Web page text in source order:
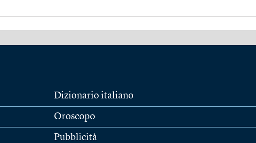
Dizionario italiano
Oroscopo
Pubblicità